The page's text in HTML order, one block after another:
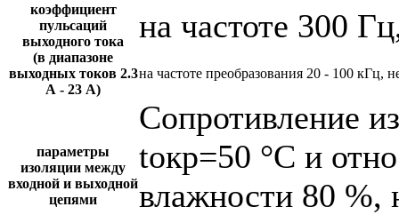
коэффициент
пульсаций
выходного тока
(в диапазоне
выходных токов 2.3
А - 23 А)
на частоте 300
на частоте преобразования 20 - 100 кГц,
параметры
изоляции между
входной и выходной
цепями
Сопротивление
tокр=50 °С и
влажности 80 %,